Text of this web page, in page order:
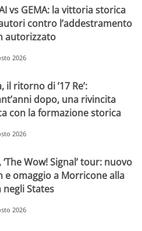
vs GEMA: la vittoria storica
contro l’addestramento
autorizzato
2026
il ritorno di ’17 Re’:
dopo, una rivincita
con la formazione storica
2026
‘The Wow! Signal’ tour: nuovo
e omaggio a Morricone alla
negli States
2026